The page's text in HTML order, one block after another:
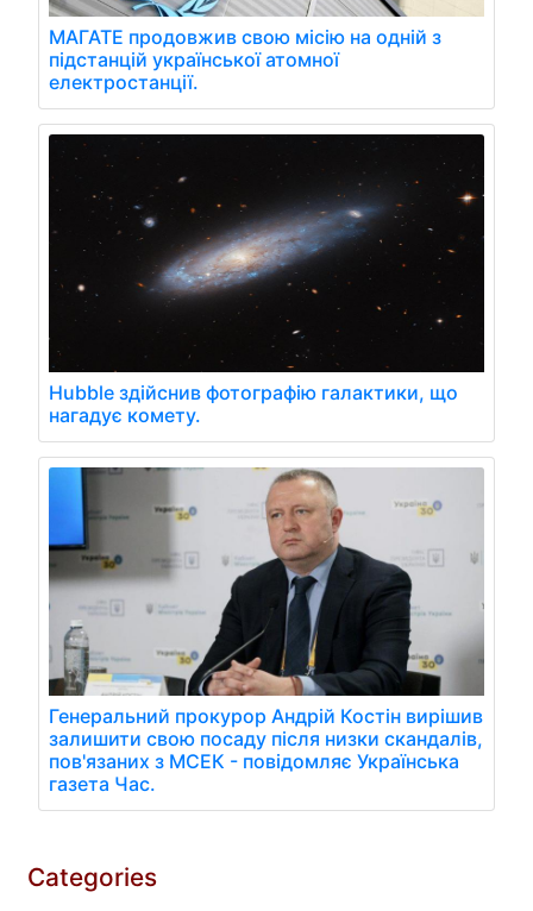
МАГАТЕ продовжив свою місію на одній з
підстанцій української атомної
електростанції.
Hubble здійснив фотографію галактики, що
нагадує комету.
Генеральний прокурор Андрій Костін вирішив
залишити свою посаду після низки скандалів,
пов'язаних з МСЕК - повідомляє Українська
газета Час.
Categories